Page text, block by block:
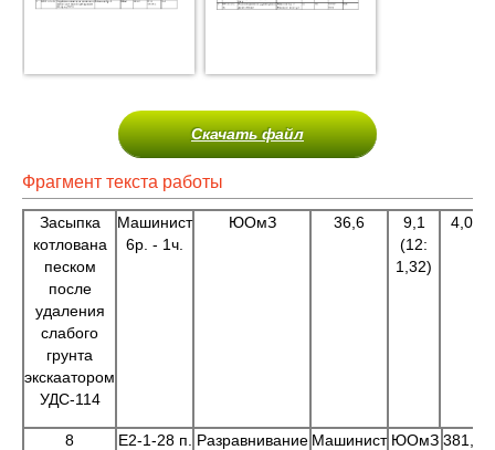
Скачать файл
Фрагмент текста работы
Засыпка
котлована
песком
после
удаления
слабого
грунта
экскаатором
УДС-114
Машинист
6р. - 1ч.
ЮОмЗ 36,6
9,1
(12:
1,32)
4,0
8
Е2-1-28 п.
Разравнивание Машинист ЮОмЗ 381,9